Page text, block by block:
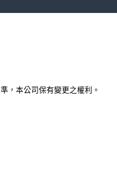
，本公司保有變更之權利。